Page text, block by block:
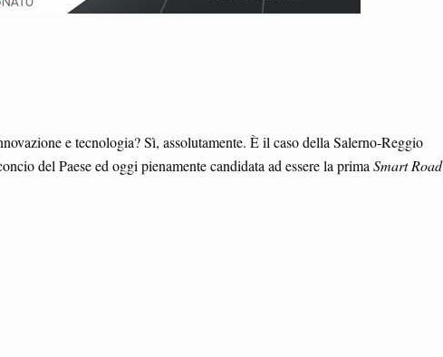
e tecnologia? Sì, assolutamente. È il caso della Salerno-Reggio
del Paese ed oggi pienamente candidata ad essere la prima Smart Road